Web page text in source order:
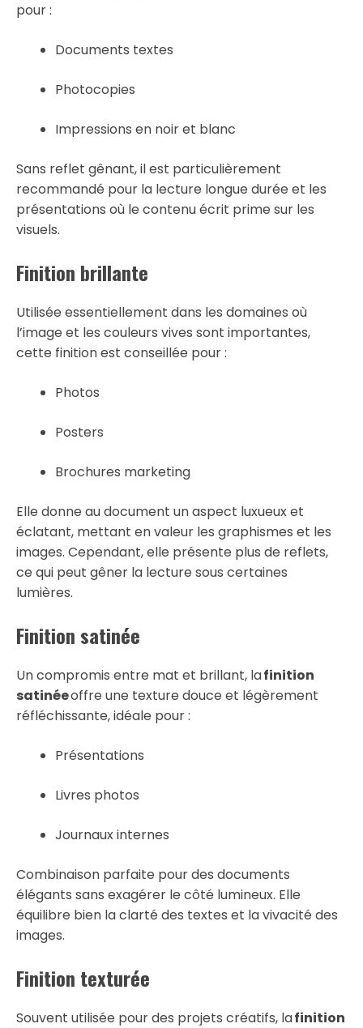
pour :
Documents textes
Photocopies
Impressions en noir et blanc
Sans reflet gênant, il est particulièrement
recommandé pour la lecture longue durée et les
présentations où le contenu écrit prime sur les
visuels.
Finition brillante
Utilisée essentiellement dans les domaines où
l’image et les couleurs vives sont importantes,
cette finition est conseillée pour :
Photos
Posters
Brochures marketing
Elle donne au document un aspect luxueux et
éclatant, mettant en valeur les graphismes et les
images. Cependant, elle présente plus de reflets,
ce qui peut gêner la lecture sous certaines
lumières.
Finition satinée
Un compromis entre mat et brillant, lafinition
satinéeoffre une texture douce et légèrement
réfléchissante, idéale pour :
Présentations
Livres photos
Journaux internes
Combinaison parfaite pour des documents
élégants sans exagérer le côté lumineux. Elle
équilibre bien la clarté des textes et la vivacité des
images.
Finition texturée
Souvent utilisée pour des projets créatifs, lafinition